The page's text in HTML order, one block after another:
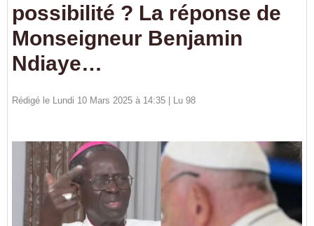
possibilité ? La réponse de
Monseigneur Benjamin
Ndiaye…
Rédigé le Lundi 10 Mars 2025 à 14:35 | Lu 98